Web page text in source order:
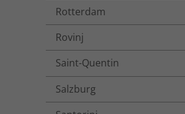
Rotterdam
Rovinj
Saint-Quentin
Salzburg